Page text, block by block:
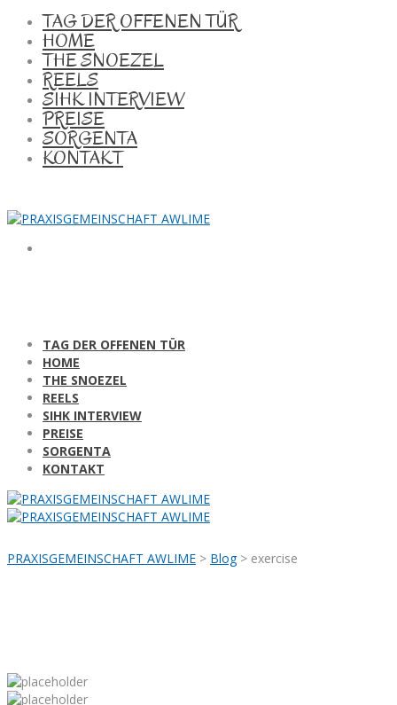
TAG DER OFFENEN TÜR
HOME
THE SNOEZEL
REELS
SIHK INTERVIEW
PREISE
SORGENTA
KONTAKT
TAG DER OFFENEN TÜR
HOME
THE SNOEZEL
REELS
SIHK INTERVIEW
PREISE
SORGENTA
KONTAKT
PRAXISGEMEINSCHAFT AWLIME > Blog> exercise